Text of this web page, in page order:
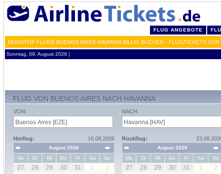
FLUG ANGEBOTE
NONSTOP FLÜGE BUENOS AIRES HAVANNA BILLIG BUCHEN - FLUGTICKETS VON
Sonntag, 09. August 2026 ¦
FLUG VON BUENOS AIRES NACH HAVANNA
VON:
Hinflug: 16.08.2026
August 2026
Mo
Di Mi Do Fr Sa So
27 28 29 30 31 1
2
NACH:
Rückflug:
August 2026
Mo
Di Mi Do Fr Sa So
27 28 29 30 31 1
2